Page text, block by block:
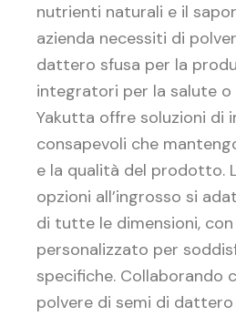
nutrienti naturali e il
azienda necessiti di
dattero sfusa per la
integratori per la salute o
Yakutta offre soluzioni di
consapevoli che
e la qualità del prodotto.
opzioni all’ingrosso si
di tutte le dimensioni,
personalizzato per
specifiche. Collaborando
polvere di semi di